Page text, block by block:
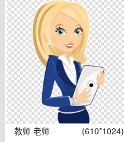
教师 老师 (610*1024)